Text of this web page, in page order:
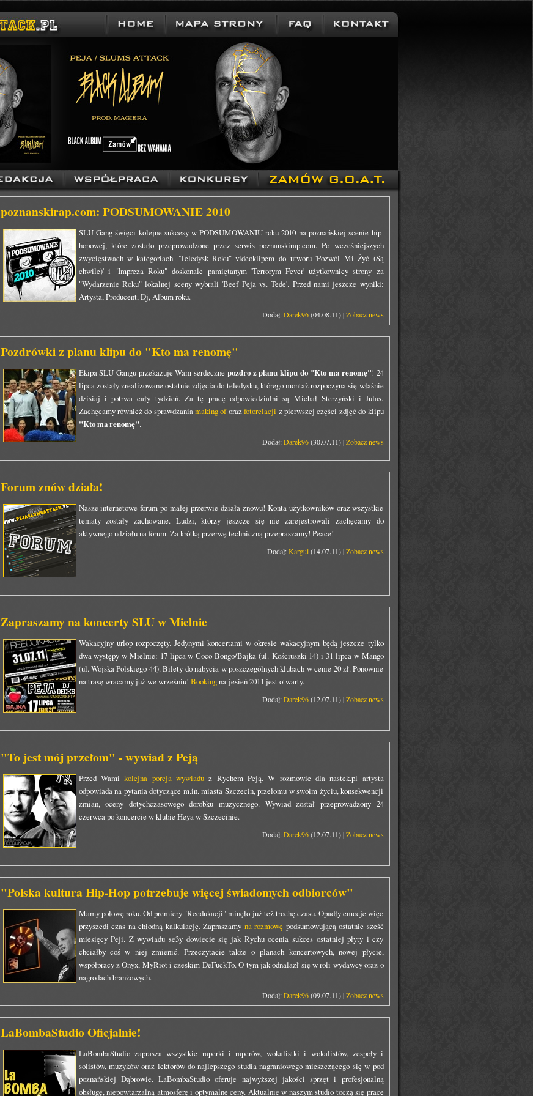
poznanskirap.com: PODSUMOWANIE 2010
SLU Gang święci kolejne sukcesy w PODSUMOWANIU roku 2010 na poznańskiej scenie hip-
hopowej, które zostało przeprowadzone przez serwis poznanskirap.com. Po wcześniejszych
zwycięstwach w kategoriach "Teledysk Roku" videoklipem do utworu 'Pozwól Mi Żyć (Są
chwile)' i "Impreza Roku" doskonale pamiętanym 'Terrorym Fever' użytkownicy strony za
"Wydarzenie Roku" lokalnej sceny wybrali 'Beef Peja vs. Tede'. Przed nami jeszcze wyniki:
Artysta, Producent, Dj, Album roku.
Dodał:Darek96(04.08.11) |Zobacz news
Pozdrówki z planu klipu do "Kto ma renomę"
Ekipa SLU Gangu przekazuje Wam serdeczne pozdro z planu klipu do "Kto ma renomę"! 24
lipca zostały zrealizowane ostatnie zdjęcia do teledysku, którego montaż rozpoczyna się właśnie
dzisiaj i potrwa cały tydzień. Za tę pracę odpowiedzialni są Michał Sterzyński i Julas.
Zachęcamy również do sprawdzaniamaking oforazfotorelacji z pierwszej części zdjęć do klipu
"Kto ma renomę".
Dodał:Darek96(30.07.11) |Zobacz news
Forum znów działa!
Nasze internetowe forum po małej przerwie działa znowu! Konta użytkowników oraz wszystkie
tematy zostały zachowane. Ludzi, którzy jeszcze się nie zarejestrowali zachęcamy do
aktywnego udziału na forum. Za krótką przerwę techniczną przepraszamy! Peace!
Dodał:Kargul(14.07.11) |Zobacz news
Zapraszamy na koncerty SLU w Mielnie
Wakacyjny urlop rozpoczęty. Jedynymi koncertami w okresie wakacyjnym będą jeszcze tylko
dwa występy w Mielnie: 17 lipca w Coco Bongo/Bajka (ul. Kościuszki 14) i 31 lipca w Mango
(ul. Wojska Polskiego 44). Bilety do nabycia w poszczególnych klubach w cenie 20 zł. Ponownie
na trasę wracamy już we wrześniu! Bookingna jesień 2011 jest otwarty.
Dodał:Darek96(12.07.11) |Zobacz news
"To jest mój przełom" - wywiad z Peją
Przed Wamikolejna porcja wywiaduz Rychem Peją. W rozmowie dla nastek.pl artysta
odpowiada na pytania dotyczące m.in. miasta Szczecin, przełomu w swoim życiu, konsekwencji
zmian, oceny dotychczasowego dorobku muzycznego. Wywiad został przeprowadzony 24
czerwca po koncercie w klubie Heya w Szczecinie.
Dodał:Darek96(12.07.11) |Zobacz news
"Polska kultura Hip-Hop potrzebuje więcej świadomych odbiorców"
Mamy połowę roku. Od premiery "Reedukacji" minęło już też trochę czasu. Opadły emocje więc
przyszedł czas na chłodną kalkulację. Zapraszamy na rozmowę podsumowującą ostatnie sześć
miesięcy Peji. Z wywiadu se3y dowiecie się jak Rychu ocenia sukces ostatniej płyty i czy
chciałby coś w niej zmienić. Przeczytacie także o planach koncertowych, nowej płycie,
współpracy z Onyx, MyRiot i czeskim DeFuckTo. O tym jak odnalazł się w roli wydawcy oraz o
nagrodach branżowych.
Dodał:Darek96(09.07.11) |Zobacz news
LaBombaStudio Oficjalnie!
LaBombaStudio zaprasza wszystkie raperki i raperów, wokalistki i wokalistów, zespoły i
solistów, muzyków oraz lektorów do najlepszego studia nagraniowego mieszczącego się w pod
poznańskiej Dąbrowie. LaBombaStudio oferuje najwyższej jakości sprzęt i profesjonalną
obsługę, niepowtarzalną atmosferę i optymalne ceny. Aktualnie w naszym studio toczą się prace